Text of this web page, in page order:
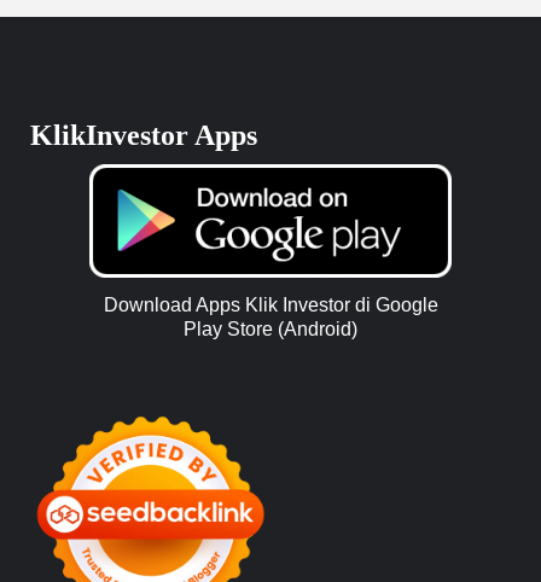
KlikInvestor Apps
Download Apps Klik Investor di Google
Play Store (Android)